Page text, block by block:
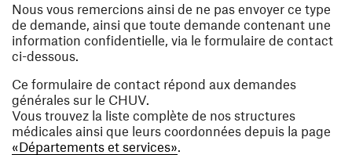
Nous vous remercions ainsi de ne pas envoyer ce type
de demande, ainsi que toute demande contenant une
information confidentielle, via le formulaire de contact
ci-dessous.
Ce formulaire de contact répond aux demandes
générales sur le CHUV.
Vous trouvez la liste complète de nos structures
médicales ainsi que leurs coordonnées depuis la page
«Départements et services».